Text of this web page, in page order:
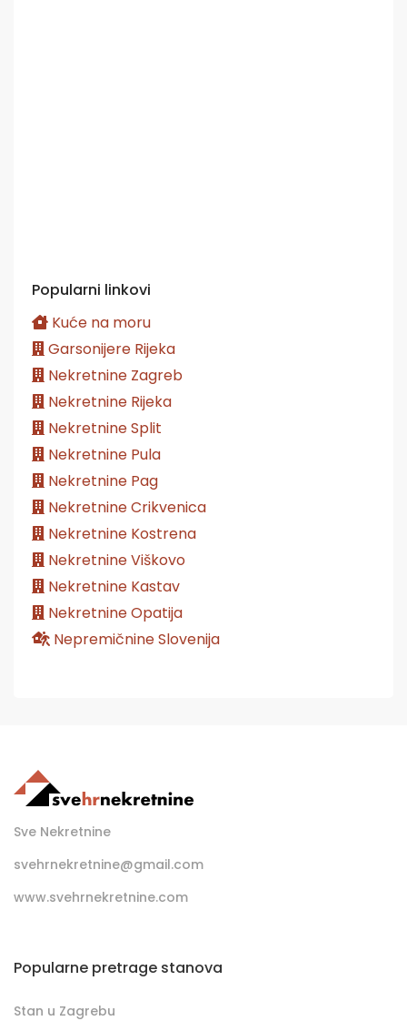
Popularni linkovi
Kuće na moru
Garsonijere Rijeka
Nekretnine Zagreb
Nekretnine Rijeka
Nekretnine Split
Nekretnine Pula
Nekretnine Pag
Nekretnine Crikvenica
Nekretnine Kostrena
Nekretnine Viškovo
Nekretnine Kastav
Nekretnine Opatija
Nepremičnine Slovenija
Sve Nekretnine
svehrnekretnine@gmail.com
www.svehrnekretnine.com
Popularne pretrage stanova
Stan u Zagrebu